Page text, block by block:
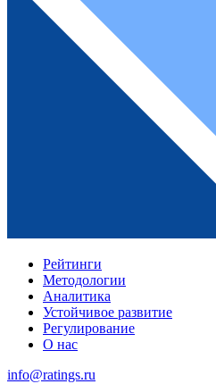
Рейтинги
Методологии
Аналитика
Устойчивое развитие
Регулирование
О нас
info@ratings.ru